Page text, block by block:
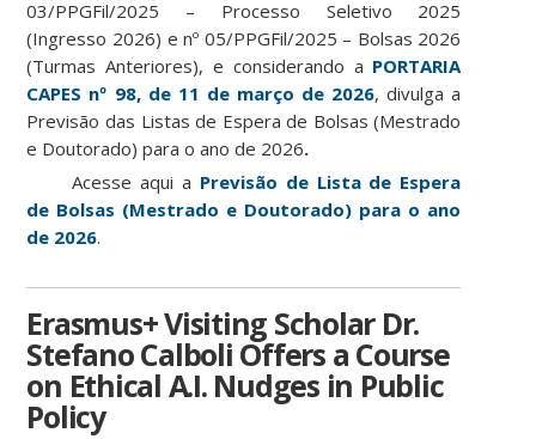
03/PPGFil/2025 – Processo Seletivo 2025
(Ingresso 2026) e nº 05/PPGFil/2025 – Bolsas 2026
(Turmas Anteriores), e considerando a PORTARIA
CAPES nº 98, de 11 de março de 2026, divulga a
Previsão das Listas de Espera de Bolsas (Mestrado
e Doutorado) para o ano de 2026.
Acesse aqui a Previsão de Lista de Espera
de Bolsas (Mestrado e Doutorado) para o ano
de 2026.
Erasmus+ Visiting Scholar Dr.
Stefano Calboli Offers a Course
on Ethical A.I. Nudges in Public
Policy